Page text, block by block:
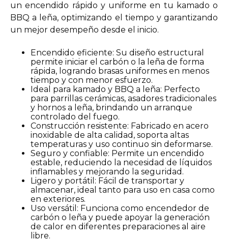
un encendido rápido y uniforme en tu kamado o
BBQ a leña, optimizando el tiempo y garantizando
un mejor desempeño desde el inicio.
Encendido eficiente: Su diseño estructural
permite iniciar el carbón o la leña de forma
rápida, logrando brasas uniformes en menos
tiempo y con menor esfuerzo.
Ideal para kamado y BBQ a leña: Perfecto
para parrillas cerámicas, asadores tradicionales
y hornos a leña, brindando un arranque
controlado del fuego.
Construcción resistente: Fabricado en acero
inoxidable de alta calidad, soporta altas
temperaturas y uso continuo sin deformarse.
Seguro y confiable: Permite un encendido
estable, reduciendo la necesidad de líquidos
inflamables y mejorando la seguridad.
Ligero y portátil: Fácil de transportar y
almacenar, ideal tanto para uso en casa como
en exteriores.
Uso versátil: Funciona como encendedor de
carbón o leña y puede apoyar la generación
de calor en diferentes preparaciones al aire
libre.